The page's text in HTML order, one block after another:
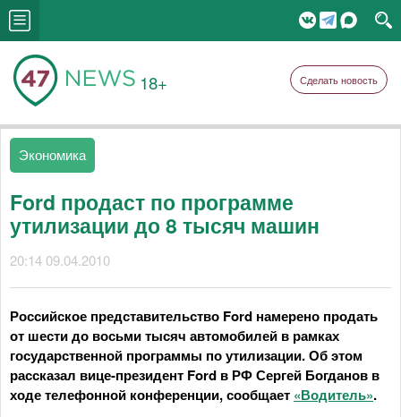
18+ Сделать новость
Экономика
Ford продаст по программе
утилизации до 8 тысяч машин
20:14 09.04.2010
Российское представительство Ford намерено продать
от шести до восьми тысяч автомобилей в рамках
государственной программы по утилизации. Об этом
рассказал вице-президент Ford в РФ Сергей Богданов в
ходе телефонной конференции, сообщает «Водитель».